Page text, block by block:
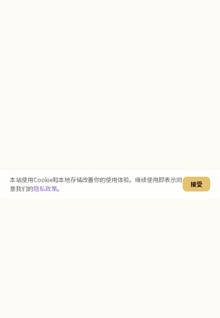
本站使用Cookie和本地存储改善你的使用体验。继续使用即表示同
意我们的隐私政策。
接受